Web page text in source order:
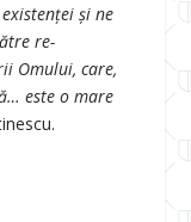
și ne
re-
Omului, care,
este o mare